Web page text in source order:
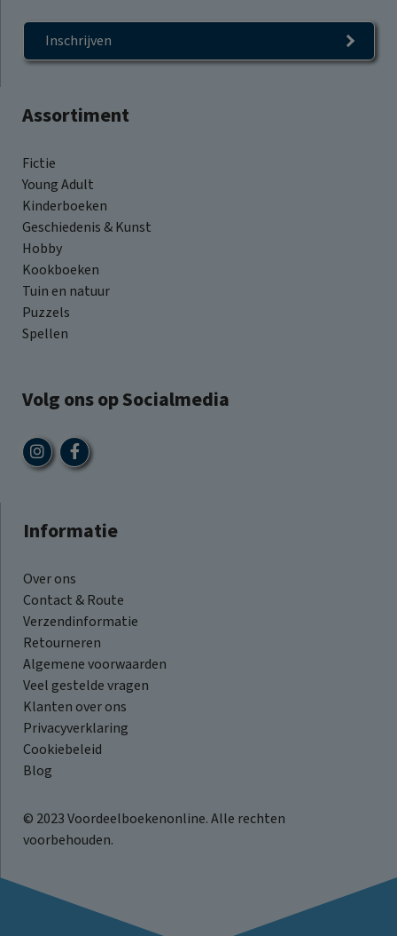
Assortiment
Fictie
Young Adult
Kinderboeken
Geschiedenis & Kunst
Hobby
Kookboeken
Tuin en natuur
Puzzels
Spellen
Volg ons op Socialmedia
Informatie
Over ons
Contact & Route
Verzendinformatie
Retourneren
Algemene voorwaarden
Veel gestelde vragen
Klanten over ons
Privacyverklaring
Cookiebeleid
Blog
© 2023 Voordeelboekenonline. Alle rechten
voorbehouden.
Inschrijven